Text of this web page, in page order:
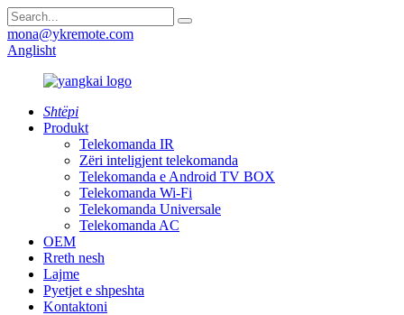
mona@ykremote.com
Anglisht
Shtëpi
Produkt
Telekomanda IR
Zëri inteligjent telekomanda
Telekomanda e Android TV BOX
Telekomanda Wi-Fi
Telekomanda Universale
Telekomanda AC
OEM
Rreth nesh
Lajme
Pyetjet e shpeshta
Kontaktoni